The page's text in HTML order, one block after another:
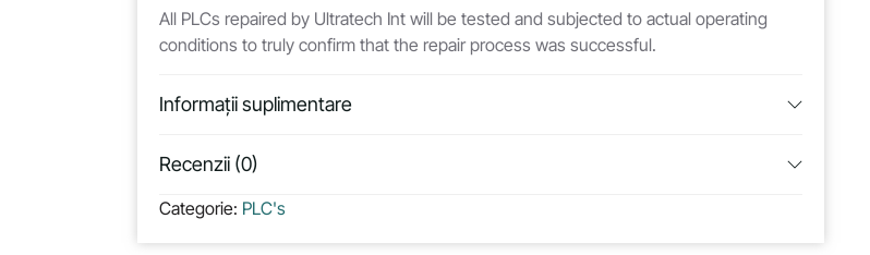
All PLCs repaired by Ultratech Int will be tested and subjected to actual operating
conditions to truly confirm that the repair process was successful.
Informații suplimentare
Recenzii (0)
Categorie: PLC's